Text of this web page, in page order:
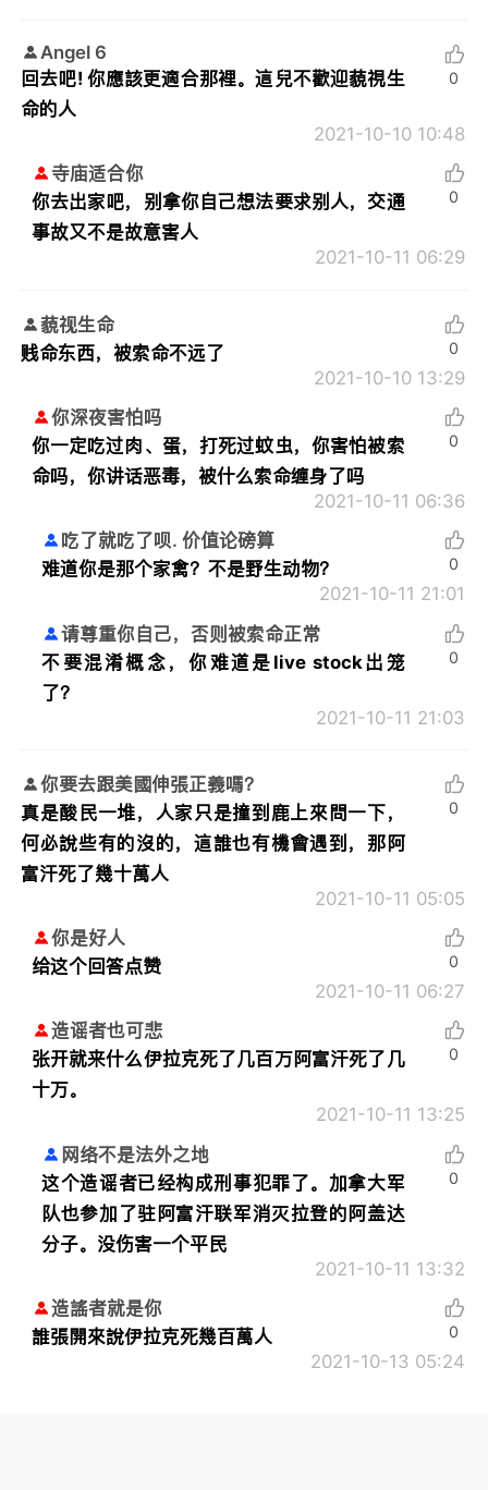
Angel 6
回去吧! 你應該更適合那裡。這兒不歡迎藐視生
命的人
2021-10-10 10:48
0
寺庙适合你
你去出家吧，别拿你自己想法要求别人，交通
事故又不是故意害人
2021-10-11 06:29
0
藐视生命
贱命东西，被索命不远了
2021-10-10 13:29
0
你深夜害怕吗
你一定吃过肉、蛋，打死过蚊虫，你害怕被索
命吗，你讲话恶毒，被什么索命缠身了吗
2021-10-11 06:36
0
吃了就吃了呗. 价值论磅算
难道你是那个家禽？不是野生动物？
2021-10-11 21:01
0
请尊重你自己，否则被索命正常
不要混淆概念，你难道是live stock出笼
了？
2021-10-11 21:03
0
你要去跟美國伸張正義嗎？
真是酸民一堆，人家只是撞到鹿上來問一下，
何必說些有的沒的，這誰也有機會遇到，那阿
富汗死了幾十萬人
2021-10-11 05:05
0
你是好人
给这个回答点赞
2021-10-11 06:27
0
造谣者也可悲
张开就来什么伊拉克死了几百万阿富汗死了几
十万。
2021-10-11 13:25
0
网络不是法外之地
这个造谣者已经构成刑事犯罪了。加拿大军
队也参加了驻阿富汗联军消灭拉登的阿盖达
分子。没伤害一个平民
2021-10-11 13:32
0
造謠者就是你
誰張開來說伊拉克死幾百萬人
2021-10-13 05:24
0